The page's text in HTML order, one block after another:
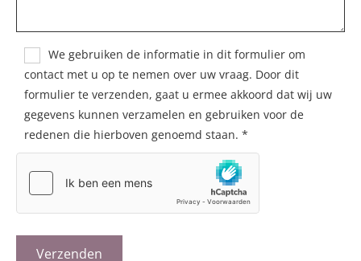
We gebruiken de informatie in dit formulier om
contact met u op te nemen over uw vraag. Door dit
formulier te verzenden, gaat u ermee akkoord dat wij uw
gegevens kunnen verzamelen en gebruiken voor de
redenen die hierboven genoemd staan. *